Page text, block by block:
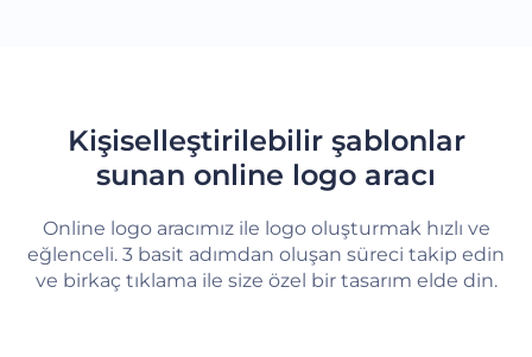
Kişiselleştirilebilir şablonlar
sunan online logo aracı
Online logo aracımız ile logo oluşturmak hızlı ve
eğlenceli. 3 basit adımdan oluşan süreci takip edin
ve birkaç tıklama ile size özel bir tasarım elde din.